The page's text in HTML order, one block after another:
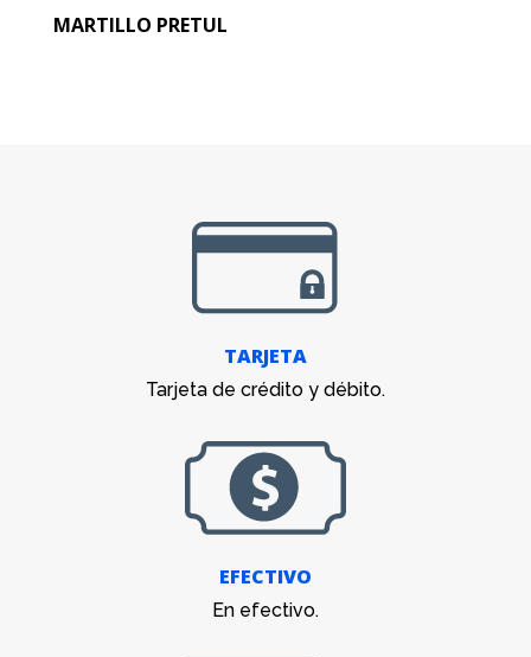
MARTILLO PRETUL
TARJETA
Tarjeta de crédito y débito.
EFECTIVO
En efectivo.